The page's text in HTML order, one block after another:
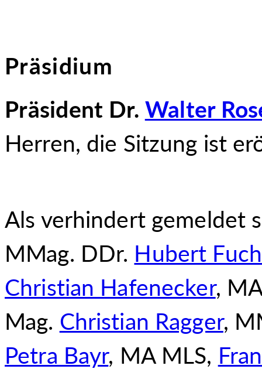
Präsidium
Präsident Dr. Walter
Herren, die Sitzung ist
Als verhindert gemeldet
MMag. DDr. Hubert
Christian Hafenecker,
Mag. Christian Ragger,
Petra Bayr, MA MLS,